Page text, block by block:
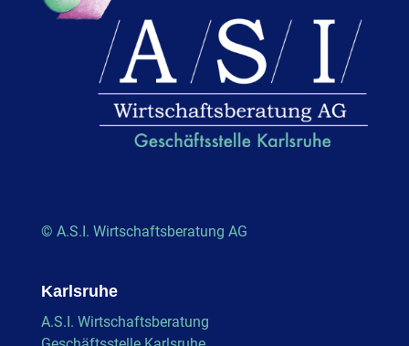
© A.S.I. Wirtschaftsberatung AG
Karlsruhe
A.S.I. Wirtschaftsberatung